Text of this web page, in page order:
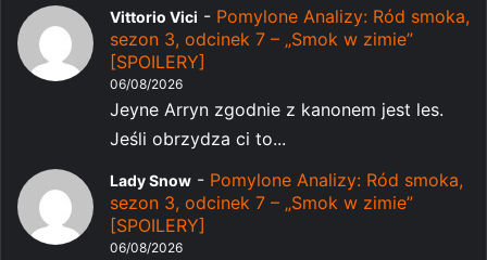
Vittorio Vici - Pomylone Analizy: Ród smoka,
sezon 3, odcinek 7 – „Smok w zimie”
[SPOILERY]
06/08/2026
Jeyne Arryn zgodnie z kanonem jest les.
Jeśli obrzydza ci to...
Lady Snow - Pomylone Analizy: Ród smoka,
sezon 3, odcinek 7 – „Smok w zimie”
[SPOILERY]
06/08/2026